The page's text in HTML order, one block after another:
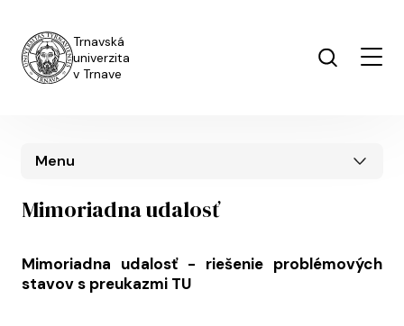
Trnavská
univerzita
v Trnave
Mimoriadna udalosť
Mimoriadna udalosť - riešenie problémových
stavov s preukazmi TU
Menu